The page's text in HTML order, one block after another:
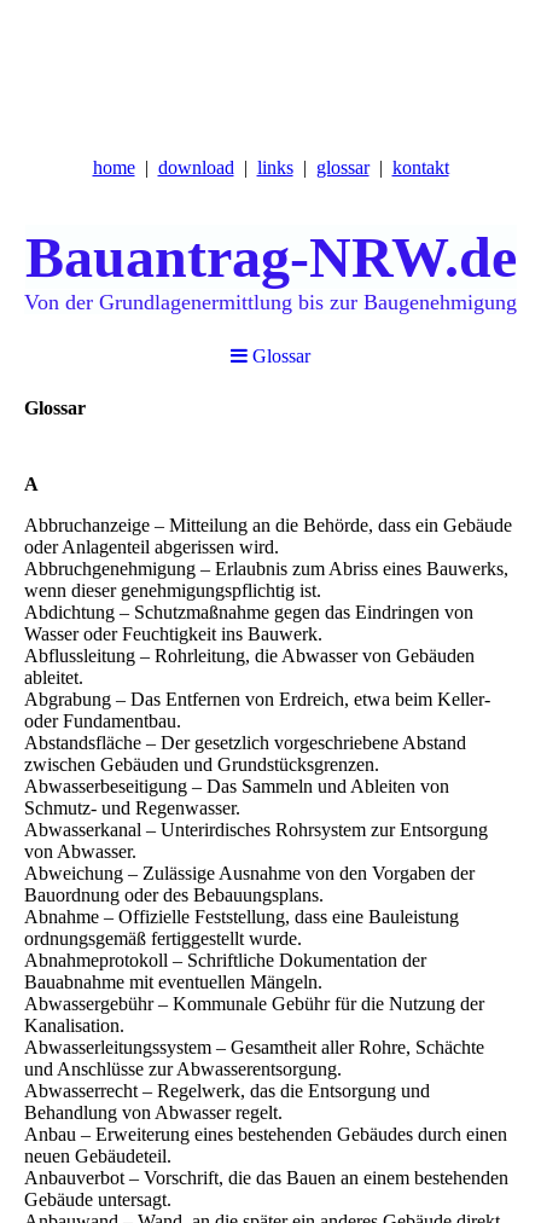
home download links glossar kontakt
Bauantrag-NRW.de
Von der Grundlagenermittlung bis zur Baugenehmigung
Glossar
Glossar
A
Abbruchanzeige – Mitteilung an die Behörde, dass ein Gebäude
oder Anlagenteil abgerissen wird.
Abbruchgenehmigung – Erlaubnis zum Abriss eines Bauwerks,
wenn dieser genehmigungspflichtig ist.
Abdichtung – Schutzmaßnahme gegen das Eindringen von
Wasser oder Feuchtigkeit ins Bauwerk.
Abflussleitung – Rohrleitung, die Abwasser von Gebäuden
ableitet.
Abgrabung – Das Entfernen von Erdreich, etwa beim Keller-
oder Fundamentbau.
Abstandsfläche – Der gesetzlich vorgeschriebene Abstand
zwischen Gebäuden und Grundstücksgrenzen.
Abwasserbeseitigung – Das Sammeln und Ableiten von
Schmutz- und Regenwasser.
Abwasserkanal – Unterirdisches Rohrsystem zur Entsorgung
von Abwasser.
Abweichung – Zulässige Ausnahme von den Vorgaben der
Bauordnung oder des Bebauungsplans.
Abnahme – Offizielle Feststellung, dass eine Bauleistung
ordnungsgemäß fertiggestellt wurde.
Abnahmeprotokoll – Schriftliche Dokumentation der
Bauabnahme mit eventuellen Mängeln.
Abwassergebühr – Kommunale Gebühr für die Nutzung der
Kanalisation.
Abwasserleitungssystem – Gesamtheit aller Rohre, Schächte
und Anschlüsse zur Abwasserentsorgung.
Abwasserrecht – Regelwerk, das die Entsorgung und
Behandlung von Abwasser regelt.
Anbau – Erweiterung eines bestehenden Gebäudes durch einen
neuen Gebäudeteil.
Anbauverbot – Vorschrift, die das Bauen an einem bestehenden
Gebäude untersagt.